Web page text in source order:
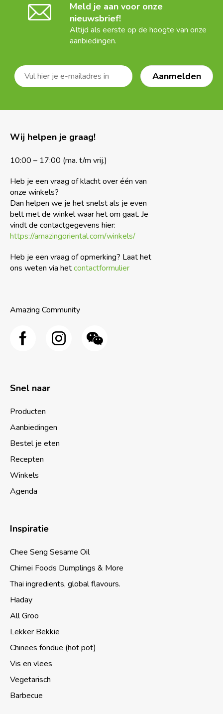
Meld je aan voor onze
nieuwsbrief!
Altijd als eerste op de hoogte van onze
aanbiedingen.
Wij helpen je graag!
10:00 – 17:00 (ma. t/m vrij.)
Heb je een vraag of klacht over één van
onze winkels?
Dan helpen we je het snelst als je even
belt met de winkel waar het om gaat. Je
vindt de contactgegevens hier:
https://amazingoriental.com/winkels/
Heb je een vraag of opmerking? Laat het
ons weten via hetcontactformulier
Amazing Community
Snel naar
Producten
Aanbiedingen
Bestel je eten
Recepten
Winkels
Agenda
Inspiratie
Chee Seng Sesame Oil
Chimei Foods Dumplings & More
Thai ingredients, global flavours.
Haday
All Groo
Lekker Bekkie
Chinees fondue (hot pot)
Vis en vlees
Vegetarisch
Barbecue